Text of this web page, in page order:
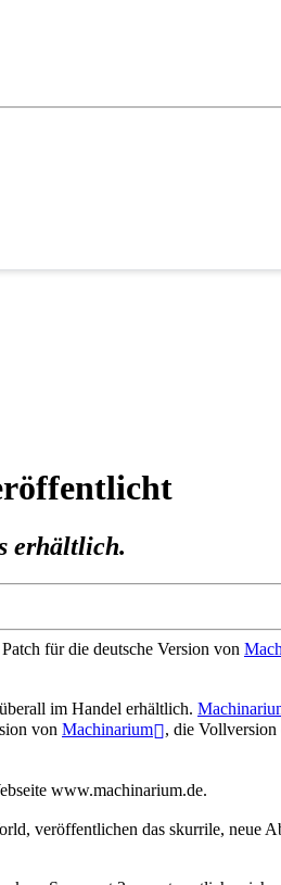
erhältlich.
für die deutsche Version von
im Handel erhältlich.
von Machinarium , die Vollversion
www.machinarium.de.
veröffentlichen das skurrile, neue